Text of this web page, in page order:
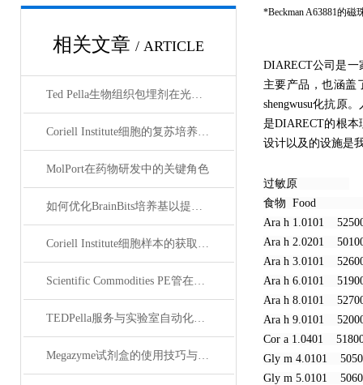
相关文章 / ARTICLE
Ted Pella生物组织包埋剂在光镜与电镜联用技术中的应用
Coriell Institute细胞的复苏培养与质量控制规范
MolPort在药物研发中的关键角色
如何优化BrainBits培养基以提高实验效果？
Coriell Institute细胞样本的获取与应用指南
Scientific Commodities PE管在环保实验中的作用
TEDPella服务与实验室自动化设备的整合
Megazyme试剂盒的使用技巧与实验优化方法
*Beckman A63881的磁
DIARECT公司是
主要产品，也涵盖
shengwusu化抗原。
是DIARECT的根本
设计以及的设施是
过敏原
食物
Ara h 1.0101
Ara h 2.0201
Ara h 3.0101
Ara h 6.0101
Ara h 8.0101
Ara h 9.0101
Cor a 1.0401
Gly m 4.0101
Gly m 5.0101